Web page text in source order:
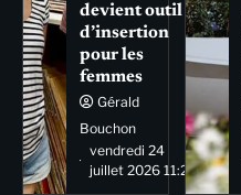
devient outil
d’insertion
pour les
femmes
Gérald
Bouchon
vendredi 24
juillet 2026 11:29